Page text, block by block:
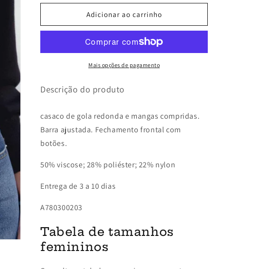
CASACO
MALHA
PRATEADOS
CASACO
DE
MALHA
PRATEADOS
Adicionar ao carrinho
Mais opções de pagamento
Descrição do produto
casaco de gola redonda e mangas compridas.
Barra ajustada. Fechamento frontal com
botões.
50% viscose; 28% poliéster; 22% nylon
Entrega de 3 a 10 dias
A780300203
Tabela de tamanhos
femininos